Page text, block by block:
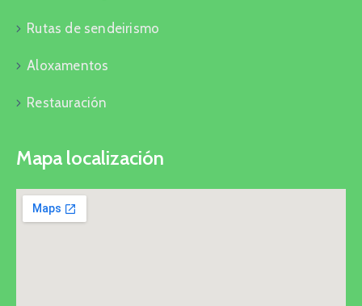
Rutas de sendeirismo
Aloxamentos
Restauración
Mapa localización